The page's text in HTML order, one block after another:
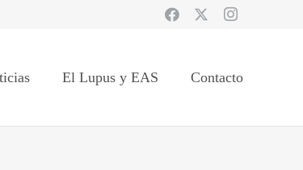
El Lupus y EAS Contacto